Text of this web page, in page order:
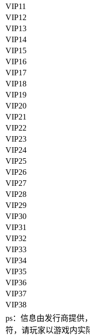
VIP11
VIP12
VIP13
VIP14
VIP15
VIP16
VIP17
VIP18
VIP19
VIP20
VIP21
VIP22
VIP23
VIP24
VIP25
VIP26
VIP27
VIP28
VIP29
VIP30
VIP31
VIP32
VIP33
VIP34
VIP35
VIP36
VIP37
VIP38
ps：信息由发行商提供
符，请玩家以游戏内实